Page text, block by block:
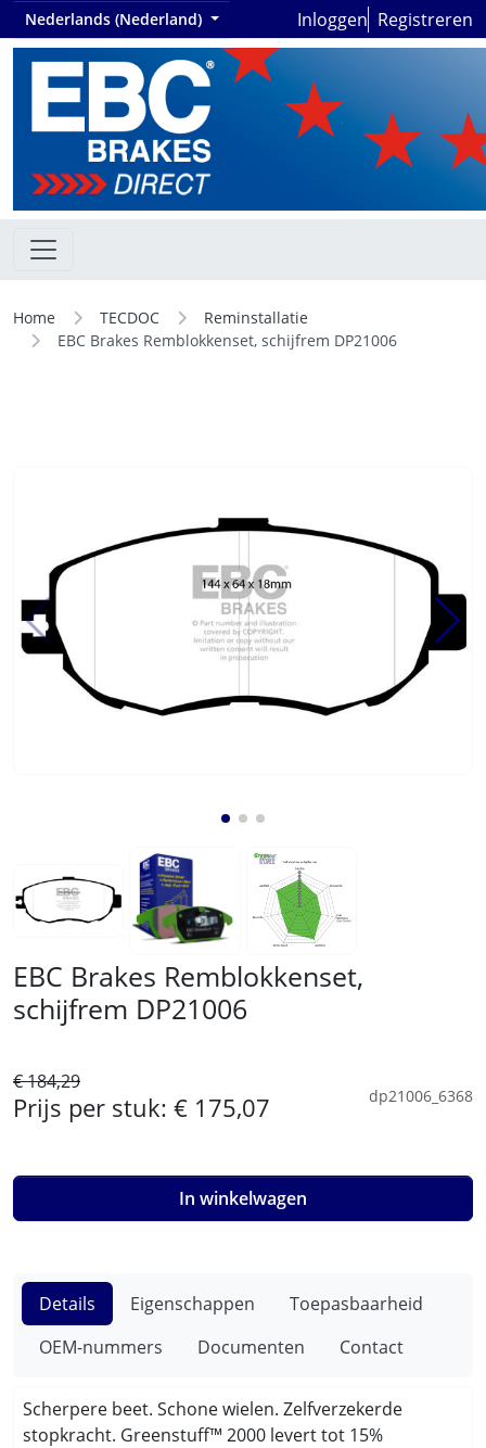
Nederlands (Nederland) Inloggen Registreren
Home TECDOC
Reminstallatie
EBC Brakes Remblokkenset, schijfrem DP21006
EBC Brakes Remblokkenset,
schijfrem DP21006
€ 184,29
Prijs per stuk: € 175,07 dp21006_6368
In winkelwagen
Details Eigenschappen
Toepasbaarheid
OEM-nummers
Documenten Contact
Scherpere beet. Schone wielen. Zelfverzekerde
stopkracht. Greenstuff™ 2000 levert tot 15%